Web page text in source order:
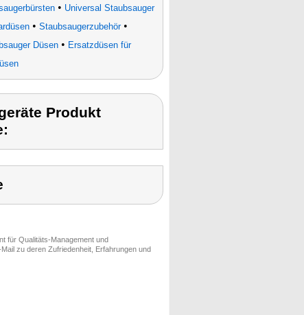
• Universal Staubsauger
• Staubsaugerzubehör•
Düsen • Ersatzdüsen für
Produkt
für Qualitäts-Management und
zu deren Zufriedenheit, Erfahrungen und